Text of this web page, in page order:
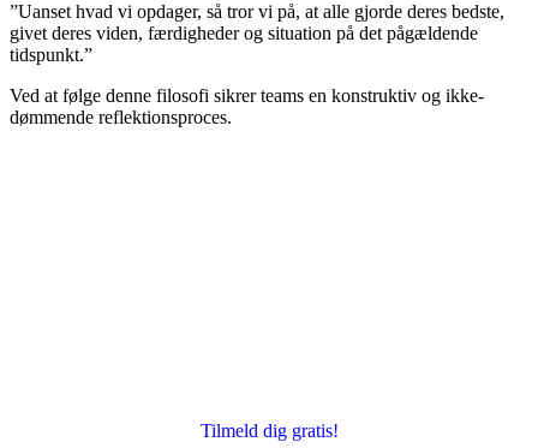
”Uanset hvad vi opdager, så tror vi på, at alle gjorde deres bedste,
givet deres viden, færdigheder og situation på det pågældende
tidspunkt.”
Ved at følge denne filosofi sikrer teams en konstruktiv og ikke-
dømmende reflektionsproces.
Tilmeld dig gratis!